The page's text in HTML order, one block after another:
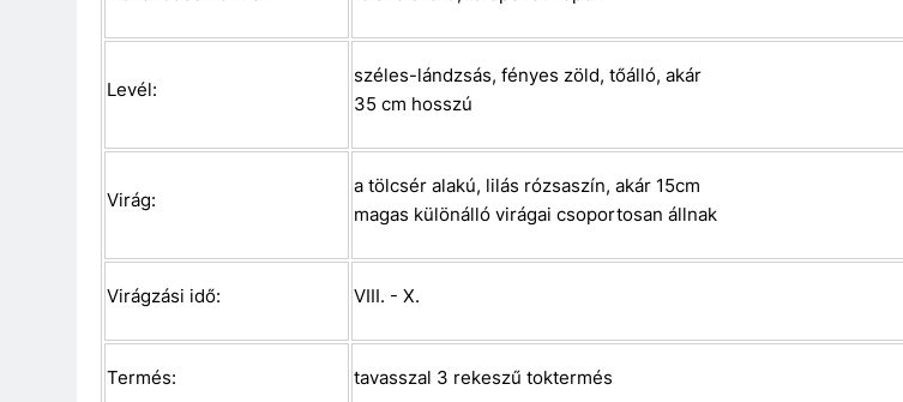
Levél:
széles-lándzsás, fényes zöld, tőálló, akár
35 cm hosszú
Virág:
a tölcsér alakú, lilás rózsaszín, akár 15cm
magas különálló virágai csoportosan állnak
Virágzási idő: VIII. - X.
Termés: tavasszal 3 rekeszű toktermés